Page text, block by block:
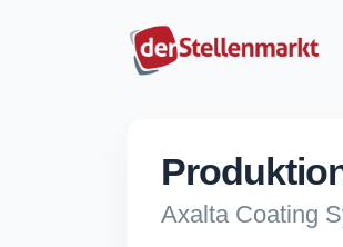
Axalta Coating